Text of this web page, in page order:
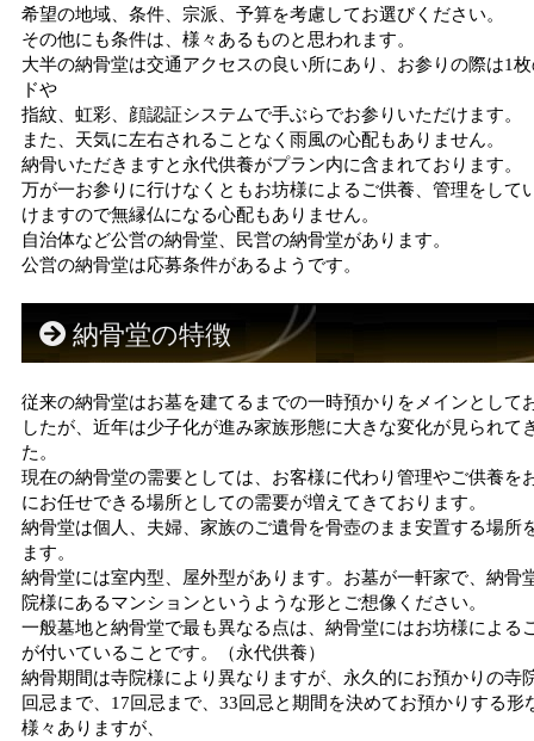
希望の地域、条件、宗派、予算を考慮してお選びください。
その他にも条件は、様々あるものと思われます。
大半の納骨堂は交通アクセスの良い所にあり、お参りの際は1
ドや
指紋、虹彩、顔認証システムで手ぶらでお参りいただけます。
また、天気に左右されることなく雨風の心配もありません。
納骨いただきますと永代供養がプラン内に含まれております。
万が一お参りに行けなくともお坊様によるご供養、管理をして
けますので無縁仏になる心配もありません。
自治体など公営の納骨堂、民営の納骨堂があります。
公営の納骨堂は応募条件があるようです。
納骨堂の特徴
従来の納骨堂はお墓を建てるまでの一時預かりをメインとして
したが、近年は少子化が進み家族形態に大きな変化が見られて
た。
現在の納骨堂の需要としては、お客様に代わり管理やご供養を
にお任せできる場所としての需要が増えてきております。
納骨堂は個人、夫婦、家族のご遺骨を骨壺のまま安置する場所
ます。
納骨堂には室内型、屋外型があります。お墓が一軒家で、納骨
院様にあるマンションというような形とご想像ください。
一般墓地と納骨堂で最も異なる点は、納骨堂にはお坊様による
が付いていることです。（永代供養）
納骨期間は寺院様により異なりますが、永久的にお預かりの寺
回忌まで、17回忌まで、33回忌と期間を決めてお預かりする形
様々ありますが、